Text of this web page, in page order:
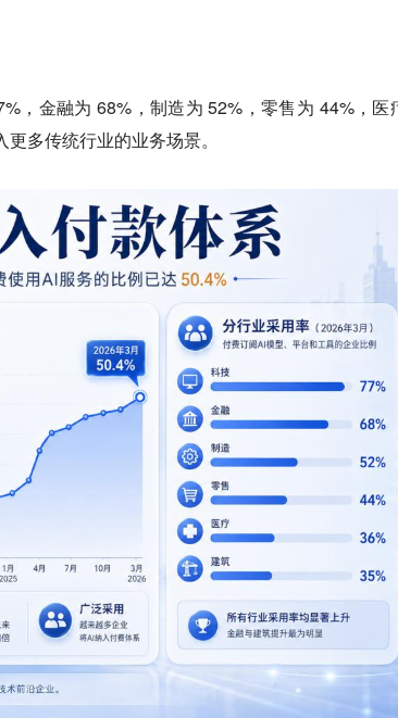
，金融为 68%，制造为 52%，零售为 44%，医
多传统行业的业务场景。